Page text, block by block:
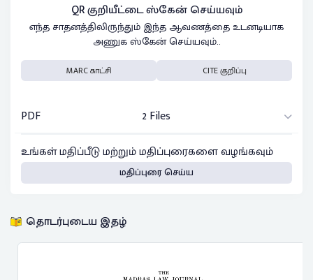
QR குறியீட்டை ஸ்கேன் செய்யவும்
எந்த சாதனத்திலிருந்தும் இந்த ஆவணத்தை உடனடியாக
அணுக ஸ்கேன் செய்யவும்..
MARC காட்சி CITE குறிப்பு
PDF
2 Files
உங்கள் மதிப்பீடு மற்றும் மதிப்புரைகளை வழங்கவும்
மதிப்புரை செய்ய
தொடர்புடைய இதழ்